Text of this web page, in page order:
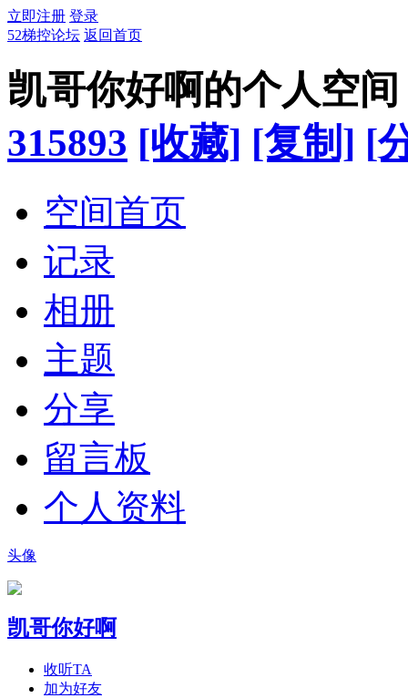
立即注册 登录
52梯控论坛 返回首页
凯哥你好啊的个人空间
315893 [收藏] [复制] [
空间首页
记录
相册
主题
分享
留言板
个人资料
头像
凯哥你好啊
收听TA
加为好友